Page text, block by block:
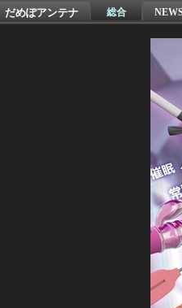
だめぽアンテナ 総合